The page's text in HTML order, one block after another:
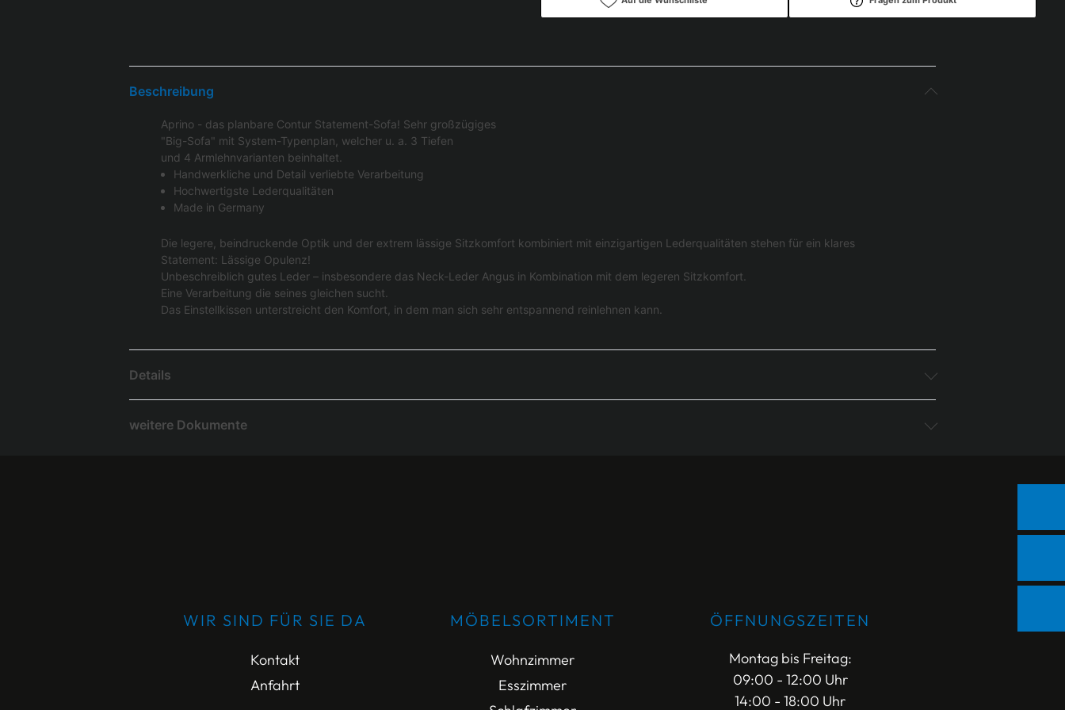
Beschreibung
Aprino - das planbare Contur Statement-Sofa! Sehr großzügiges
"Big-Sofa" mit System-Typenplan, welcher u. a. 3 Tiefen
und 4 Armlehnvarianten beinhaltet.
Handwerkliche und Detail verliebte Verarbeitung
Hochwertigste Lederqualitäten
Made in Germany
Die legere, beindruckende Optik und der extrem lässige Sitzkomfort kombiniert mit einzigartigen Lederqualitäten stehen für ein klares
Statement: Lässige Opulenz!
Unbeschreiblich gutes Leder – insbesondere das Neck-Leder Angus in Kombination mit dem legeren Sitzkomfort.
Eine Verarbeitung die seines gleichen sucht.
Das Einstellkissen unterstreicht den Komfort, in dem man sich sehr entspannend reinlehnen kann.
Details
weitere Dokumente
WIR SIND FÜR SIE DA
Kontakt
Anfahrt
MÖBELSORTIMENT
Wohnzimmer
Esszimmer
ÖFFNUNGSZEITEN
Montag bis Freitag:
09:00 - 12:00 Uhr
14:00 - 18:00 Uhr